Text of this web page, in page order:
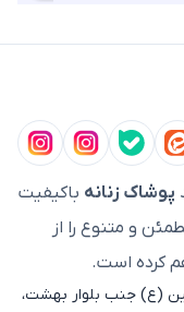
پوشاک زنانه باکیفیت
و متنوع را از
کرده است.
(ع) جنب بلوار بهشت،